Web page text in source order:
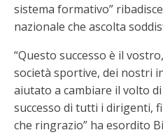
sistema formativo”
nazionale che ascolta
“Questo successo è il
società sportive, dei nostri
aiutato a cambiare il volto
successo di tutti i dirigenti,
che ringrazio” ha esordito